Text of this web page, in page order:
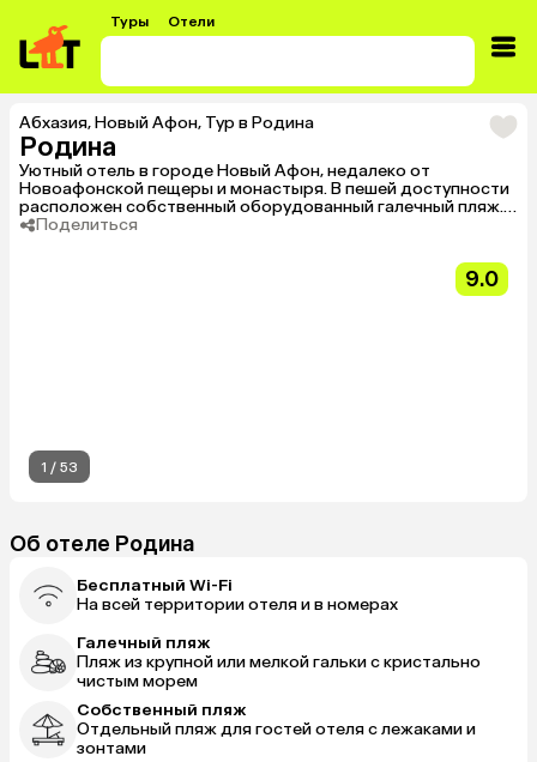
Туры Отели
Абхазия,Новый Афон, Тур в Родина
Родина
Уютный отель в городе Новый Афон, недалеко от
Новоафонской пещеры и монастыря. В пешей доступности
расположен собственный оборудованный галечный пляж.
На территории отеля есть два открытых бассейна,
Поделиться
9.0
1 / 53
Об отеле Родина
Бесплатный Wi-Fi
На всей территории отеля и в номерах
Галечный пляж
Пляж из крупной или мелкой гальки с кристально
чистым морем
Собственный пляж
Отдельный пляж для гостей отеля с лежаками и
зонтами